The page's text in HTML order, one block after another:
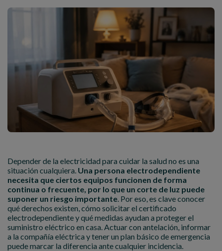
Depender de la electricidad para cuidar la salud no es una
situación cualquiera. Una persona electrodependiente
necesita que ciertos equipos funcionen de forma
continua o frecuente, por lo que un corte de luz puede
suponer un riesgo importante . Por eso, es clave conocer
qué derechos existen, cómo solicitar el certificado
electrodependiente y qué medidas ayudan a proteger el
suministro eléctrico en casa. Actuar con antelación, informar
a la compañía eléctrica y tener un plan básico de emergencia
puede marcar la diferencia ante cualquier incidencia.